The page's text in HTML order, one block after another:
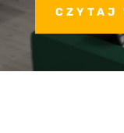
CZYTAJ